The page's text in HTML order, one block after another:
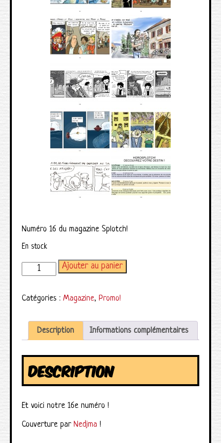
Numéro 16 du magazine Splotch!
En stock
quantité de Magazine Splotch! numéro 16
Ajouter au panier
Catégories : Magazine, Promo!
Description Informations complémentaires
DESCRIPTION
Et voici notre 16e numéro !
Couverture par Nedjma !